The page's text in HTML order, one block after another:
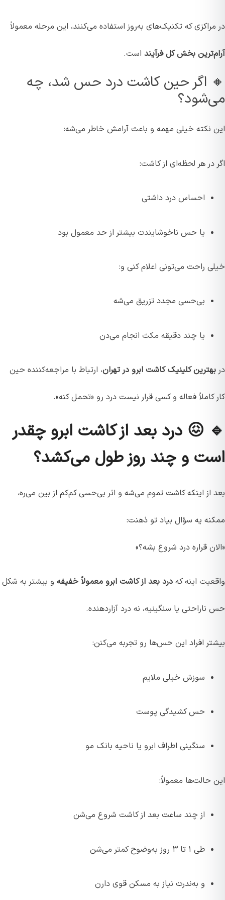
در مراکزی که تکنیک‌های به‌روز استفاده می‌کنند، این مرحله معمولاً
آرام‌ترین بخش کل فرآیند است.
🔸 اگر حین کاشت درد حس شد، چه
می‌شود؟
این نکته خیلی مهمه و باعث آرامش خاطر می‌شه:
اگر در هر لحظه‌ای از کاشت:
احساس درد داشتی
یا حس ناخوشایندت بیشتر از حد معمول بود
خیلی راحت می‌تونی اعلام کنی و:
بی‌حسی مجدد تزریق می‌شه
یا چند دقیقه مکث انجام می‌دن
در بهترین کلینیک‌ کاشت ابرو در تهران، ارتباط با مراجعه‌کننده حین
کار کاملاً فعاله و کسی قرار نیست درد رو «تحمل کنه».
🔹 😖 درد بعد از کاشت ابرو چقدر
است و چند روز طول می‌کشد؟
بعد از اینکه کاشت تموم می‌شه و اثر بی‌حسی کم‌کم از بین می‌ره،
ممکنه یه سؤال بیاد تو ذهنت:
«الان قراره درد شروع بشه؟»
واقعیت اینه که درد بعد از کاشت ابرو معمولاً خفیفه و بیشتر به شکل
حس ناراحتی یا سنگینیه، نه درد آزاردهنده.
بیشتر افراد این حس‌ها رو تجربه می‌کنن:
سوزش خیلی ملایم
حس کشیدگی پوست
سنگینی اطراف ابرو یا ناحیه بانک مو
این حالت‌ها معمولاً:
از چند ساعت بعد از کاشت شروع می‌شن
طی ۱ تا ۳ روز به‌وضوح کمتر می‌شن
و به‌ندرت نیاز به مسکن قوی دارن